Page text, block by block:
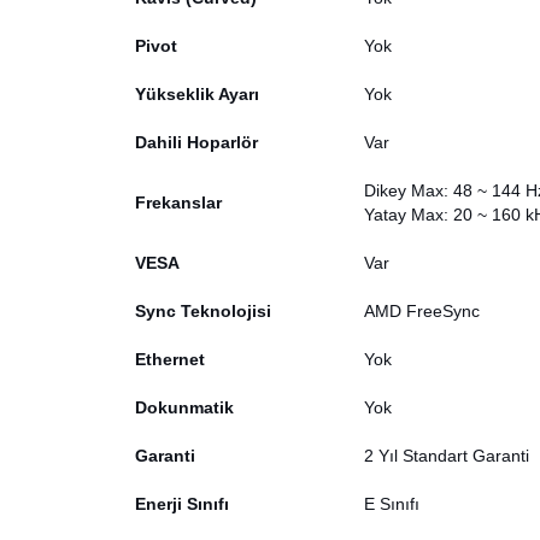
Pivot Yok
Yükseklik Ayarı Yok
Dahili Hoparlör Var
Frekanslar
Dikey Max: 48 ~ 144
Yatay Max: 20 ~ 160
VESA Var
Sync Teknolojisi AMD FreeSync
Ethernet Yok
Dokunmatik Yok
Garanti 2 Yıl Standart Garanti
Enerji Sınıfı E Sınıfı